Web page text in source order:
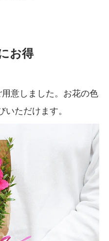
お得
意しました。お花の色
ただけます。